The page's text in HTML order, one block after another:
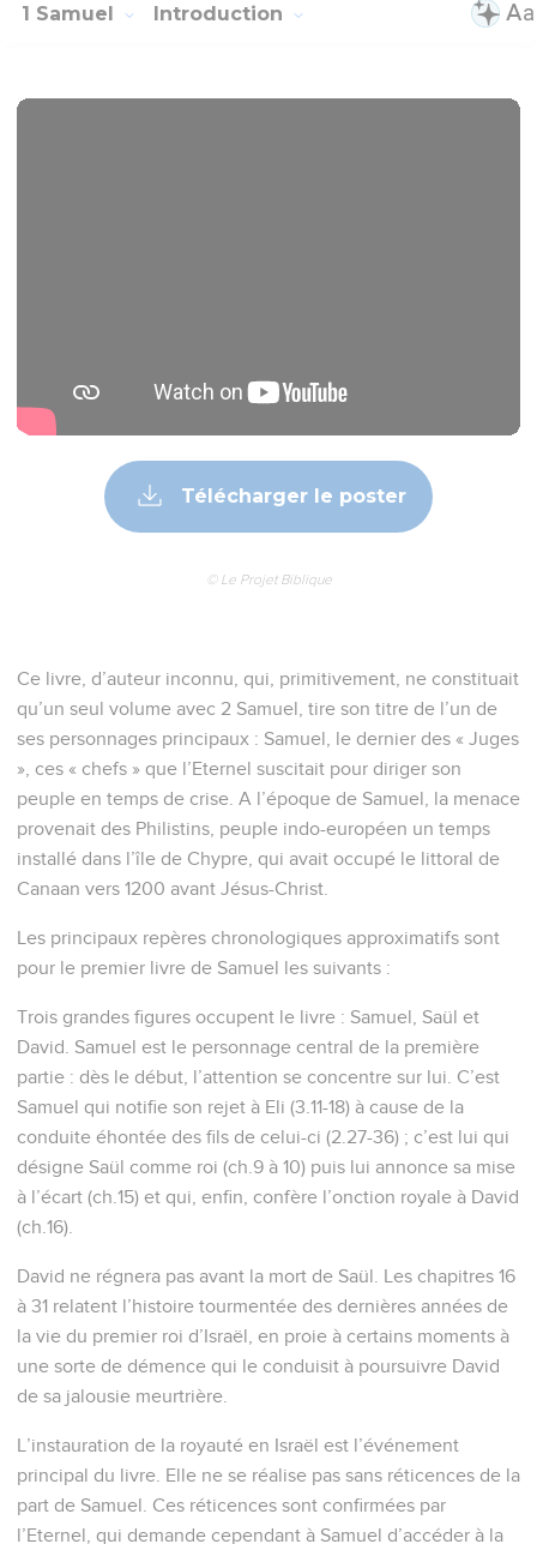
1 Samuel Introduction
Télécharger le poster
© Le Projet Biblique
Ce livre, d’auteur inconnu, qui, primitivement, ne constituait
qu’un seul volume avec 2 Samuel, tire son titre de l’un de
ses personnages principaux : Samuel, le dernier des « Juges
», ces « chefs » que l’Eternel suscitait pour diriger son
peuple en temps de crise. A l’époque de Samuel, la menace
provenait des Philistins, peuple indo-européen un temps
installé dans l’île de Chypre, qui avait occupé le littoral de
Canaan vers 1200 avant Jésus-Christ.
Les principaux repères chronologiques approximatifs sont
pour le premier livre de Samuel les suivants :
Trois grandes figures occupent le livre : Samuel, Saül et
David. Samuel est le personnage central de la première
partie : dès le début, l’attention se concentre sur lui. C’est
Samuel qui notifie son rejet à Eli (3.11-18) à cause de la
conduite éhontée des fils de celui-ci (2.27-36) ; c’est lui qui
désigne Saül comme roi (ch.9 à 10) puis lui annonce sa mise
à l’écart (ch.15) et qui, enfin, confère l’onction royale à David
(ch.16).
David ne régnera pas avant la mort de Saül. Les chapitres 16
à 31 relatent l’histoire tourmentée des dernières années de
la vie du premier roi d’Israël, en proie à certains moments à
une sorte de démence qui le conduisit à poursuivre David
de sa jalousie meurtrière.
L’instauration de la royauté en Israël est l’événement
principal du livre. Elle ne se réalise pas sans réticences de la
part de Samuel. Ces réticences sont confirmées par
l’Eternel, qui demande cependant à Samuel d’accéder à la